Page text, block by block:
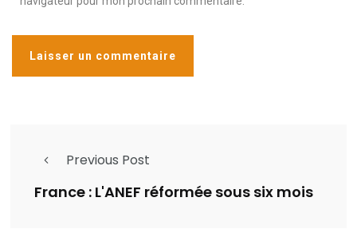
Previous Post
France : L'ANEF réformée sous six mois